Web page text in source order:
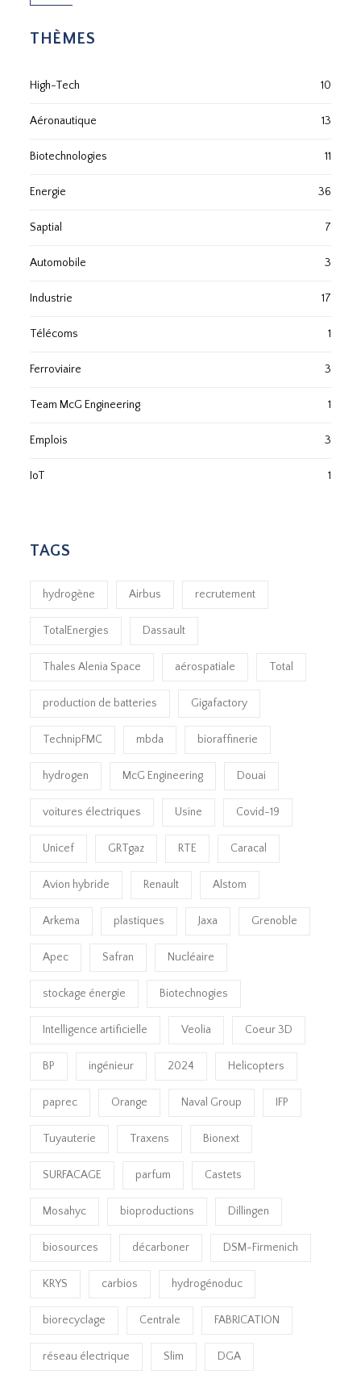
THÈMES
High-Tech 10
Aéronautique 13
Biotechnologies 11
Energie 36
Saptial 7
Automobile 3
Industrie 17
Télécoms 1
Ferroviaire 3
Team McG Engineering 1
Emplois 3
IoT 1
TAGS
hydrogène Airbus recrutement
TotalEnergies Dassault
Thales Alenia Space aérospatiale Total
production de batteries Gigafactory
TechnipFMC mbda bioraffinerie
hydrogen McG Engineering Douai
voitures électriques Usine Covid-19
Unicef GRTgaz RTE Caracal
Avion hybride Renault Alstom
Arkema plastiques Jaxa Grenoble
Apec Safran Nucléaire
stockage énergie Biotechnogies
Intelligence artificielle Veolia Coeur 3D
BP ingénieur 2024 Helicopters
paprec Orange Naval Group IFP
Tuyauterie Traxens Bionext
SURFACAGE parfum Castets
Mosahyc bioproductions Dillingen
biosources décarboner DSM-Firmenich
KRYS carbios hydrogénoduc
biorecyclage Centrale FABRICATION
réseau électrique Slim DGA